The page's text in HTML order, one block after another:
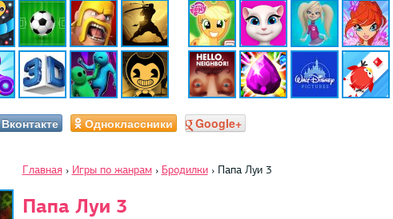
Вконтакте Одноклассники Google+
Главная › Игры по жанрам › Бродилки › Папа Луи 3
Папа Луи 3